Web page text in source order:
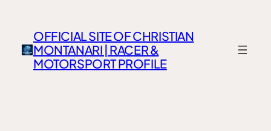
OFFICIAL SITE OF CHRISTIAN
MONTANARI | RACER &
MOTORSPORT PROFILE